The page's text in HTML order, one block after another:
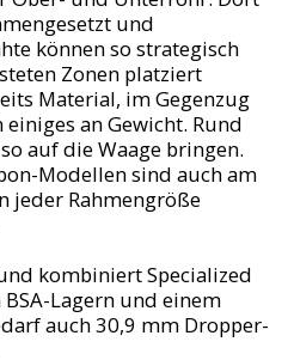
und
können so strategisch
Zonen platziert
Material, im Gegenzug
an Gewicht. Rund
auf die Waage bringen.
Modellen sind auch am
jeder Rahmengröße
kombiniert Specialized
Lagern und einem
auch 30,9 mm Dropper-